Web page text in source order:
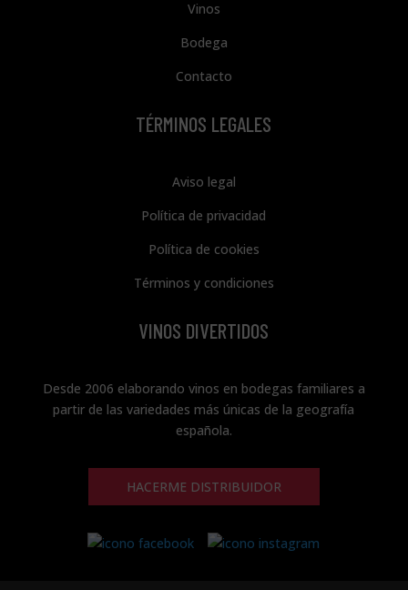
Vinos
Bodega
Contacto
TÉRMINOS LEGALES
Aviso legal
Política de privacidad
Política de cookies
Términos y condiciones
VINOS DIVERTIDOS
Desde 2006 elaborando vinos en bodegas familiares a
partir de las variedades más únicas de la geografía
española.
HACERME DISTRIBUIDOR